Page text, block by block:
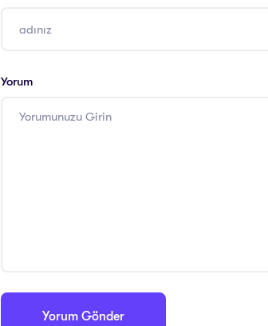
Yorum